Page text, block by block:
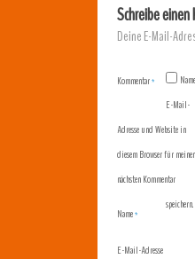
Schreibe
Deine E-Mail-
Kommentar*
Name*
E-Mail-Adresse
E-Mail-
Adresse und Website in
diesem Browser für meinen
nächsten Kommentar
speichern.